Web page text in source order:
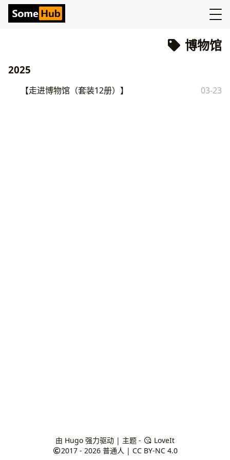
博物馆
2025
【走进博物馆（套装12册）】 03-23
由 Hugo强力驱动 | 主题 -
LoveIt
2017 - 2026 普通人 |CC BY-NC 4.0